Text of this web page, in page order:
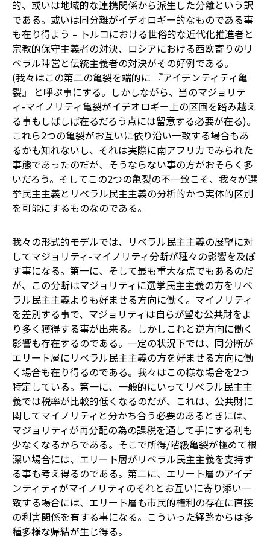
的、或いは地域的な連携関係から派生した分離という訳
である。或いは同分離がイデオロギー的なものである事
も在り得よう – トルコにおける世俗的な近代化推進者と
宗教的保守主義者の対決、ロシアにおける西欧寄りのリ
ベラル陣営と伝統主義者の対決がその好例である。
(我々はこの第二の亀裂を端的に 『アイデンティティ亀
裂』 と呼ぶ事にする。しかしながら、当のマジョリテ
ィ-マイノリティ亀裂がイデオロギー上の区画を踏み越え
る事もしばしば在るだろう点には留意する必要が在る)。
これら2つの亀裂がお互いに依り沿い一致する場合もあ
るかも知れないし、それは実際に南アフリカでみられた
事態であったのだが、そうならない事の方がおそらく多
いだろう。そしてこの2つの亀裂の不一致こそ、我々が選
挙民主主義とリベラル民主主義の分析的かつ実体的区別
を可能にするものなのである。
我々の形式的モデルでは、リベラル民主主義の展望に対
してマジョリティ-マイノリティ分断が種々の影響を及ぼ
す事になる。第一に、そして最も重大な点でもあるのだ
が、この分断はマジョリティに選挙民主主義の方をリベ
ラル民主主義よりも好ませる方向に働く。マイノリティ
を差別する事で、マジョリティは自らが望む公共財をよ
り多く獲得する事が出来る。しかしこれと逆方向に働く
影響も存在するのである。一定の状況下では、同分断が
エリート層にリベラル民主主義の方を好ませる方向に働
く場合も在り得るのである。我々はこの様な場合を2つ
特定している。第一に、一般的にいってリベラル民主主
義では税率が比較的低くなるのだが、これは、公共財に
関してマイノリティと分かち合う必要のあるときには、
マジョリティが再分配の為の課税を通して手にする利も
少なくなるからである。そこで所得/階級亀裂が極めて根
深い場合には、エリート層がリベラル民主主義を支持す
る事も考え得るのである。第二に、エリート層のアイデ
ンティティがマイノリティのそれとお互いに寄り添い一
致する場合には、エリート層も市民的権利の存在に直接
の利害関係を有する事になる。こういった経路からは多
種多様な帰結が生じ得る。